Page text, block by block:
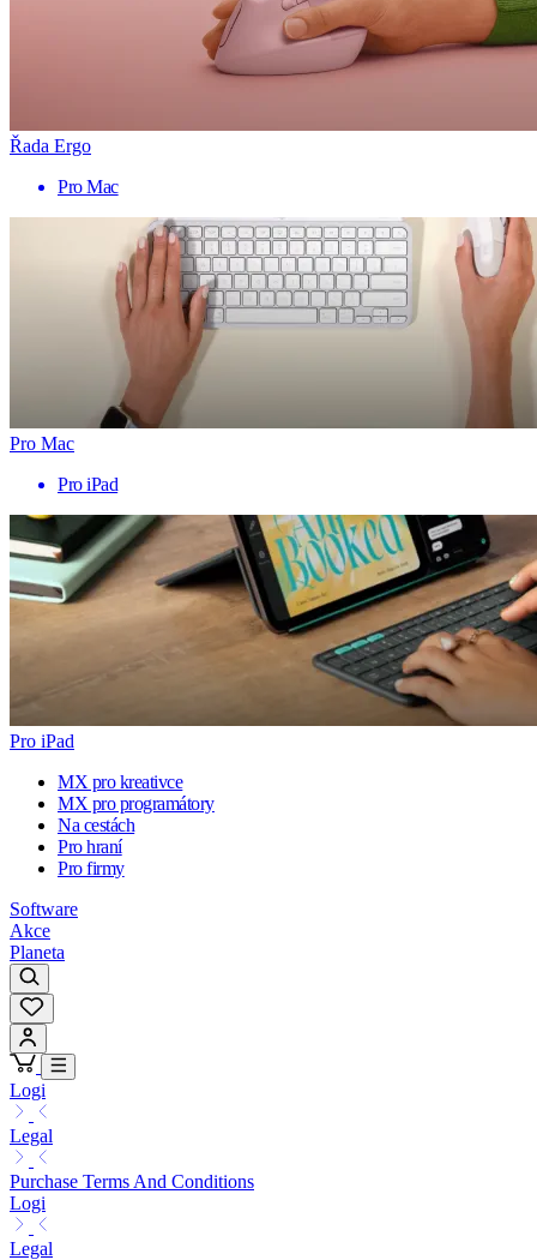
Řada Ergo
Pro Mac
Pro Mac
Pro iPad
Pro iPad
MX pro kreativce
MX pro programátory
Na cestách
Pro hraní
Pro firmy
Software
Akce
Planeta
Logi
Legal
Purchase Terms And Conditions
Logi
Legal